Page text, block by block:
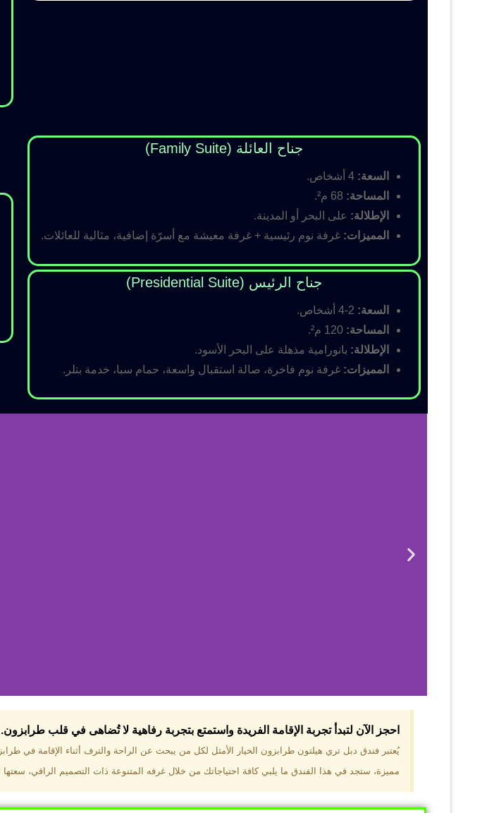
جناح العائلة (Family Suite)
السعة:
المساحة:
الإطلالة: على البحر أو المدينة.
المميزات: غرفة نوم رئيسية + غرفة معيشة مع أسرّة إضافية، مثالية للعائلات.
جناح الرئيس (Presidential Suite)
السعة:
المساحة:
الإطلالة: بانورامية مذهلة على البحر الأسود.
المميزات: غرفة نوم فاخرة، صالة استقبال واسعة، حمام سبا، خدمة بتلر.
لماذا تختار فندق دبل
والجبال الخضراء. مرافق متكاملة تشمل مسبحًا
احجز الآن لتبدأ تجربة الإقامة الفريدة واستمتع بتجربة رفاهية لا تُضاهى في قلب طرابزون.​
يُعتبر فندق دبل تري هيلتون طرابزون الخيار الأمثل لكل من يبحث عن الراحة والترف أثناء الإقامة
مميزة، ستجد في هذا الفندق ما يلبي كافة احتياجاتك من خلال غرفه المتنوعة ذات التصميم الراقي، سعتها